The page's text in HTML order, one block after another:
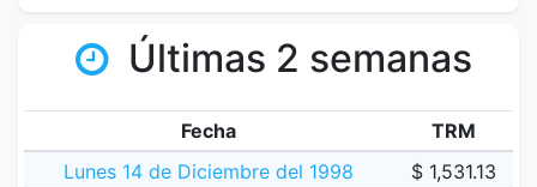
Últimas 2 semanas
Fecha
TRM
Lunes 14 de Diciembre del 1998
$ 1,531.13